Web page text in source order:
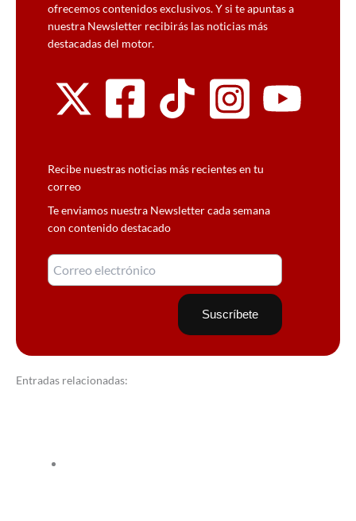
ofrecemos contenidos exclusivos. Y si te apuntas a
nuestra Newsletter recibirás las noticias más
destacadas del motor.
Recibe nuestras noticias más recientes en tu
correo
Te enviamos nuestra Newsletter cada semana
con contenido destacado
Entradas relacionadas: